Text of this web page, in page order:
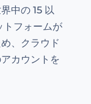
中の 15 以
トフォームが
、クラウド
カウントを